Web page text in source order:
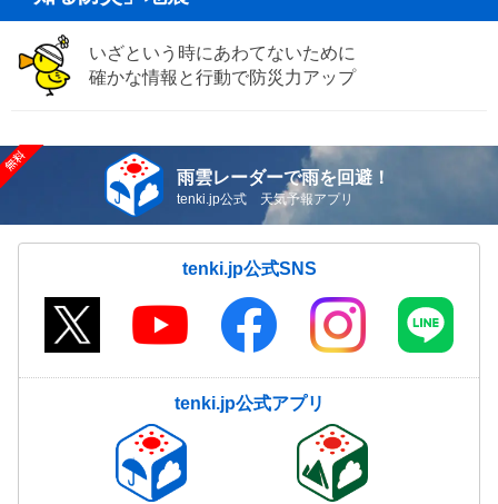
いざという時にあわてないために
確かな情報と行動で防災力アップ
雨雲レーダーで雨を回避！
tenki.jp公式 天気予報アプリ
tenki.jp公式SNS
tenki.jp公式アプリ